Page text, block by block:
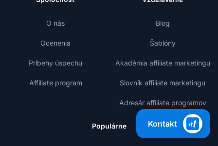
O nás
Ocenenia
Príbehy úspechu
Affiliate program
Blog
Šablóny
Akadémia affiliate marketingu
Slovník affiliate marketingu
Adresár affiliate programov
Populárne Kontakt